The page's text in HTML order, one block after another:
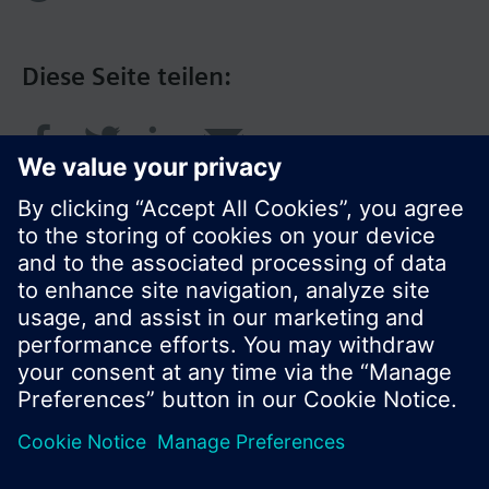
Diese Seite teilen:
© Siemens Schweiz AG 2017
Produktangebot und Preise können pro Land